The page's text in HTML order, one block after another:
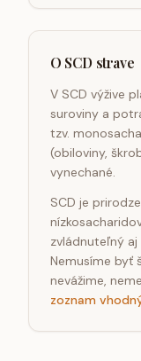
O SCD strave
V SCD výžive
suroviny a
tzv.
(obiloviny,
vynechané.
SCD je
zvládnuteľný
Nemusíme byť
nevážime,
zoznam